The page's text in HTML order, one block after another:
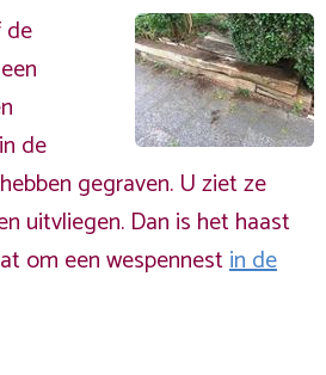
de
de
gegraven. U ziet ze
uitvliegen. Dan is het haast
om een wespennestin de